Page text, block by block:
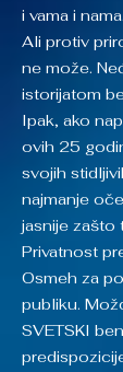
i vama i nama.
Ali protiv
ne može.
istorijatom
Ipak, ako
ovih 25
svojih
najmanje
jasnije zašto
Privatnost
Osmeh za
publiku.
SVETSKI